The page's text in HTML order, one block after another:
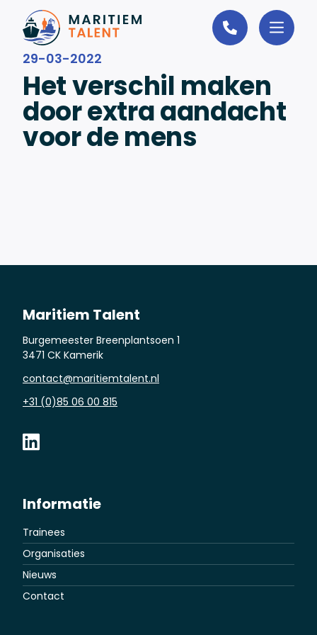
Ga naar de inhoud
29-03-2022
Het verschil maken
door extra aandacht
voor de mens
Informatie
Trainees
Organisaties
Nieuws
Contact
Maritiem Talent
Burgemeester Breenplantsoen 1
3471 CK Kamerik
contact@maritiemtalent.nl
+31 (0)85 06 00 815